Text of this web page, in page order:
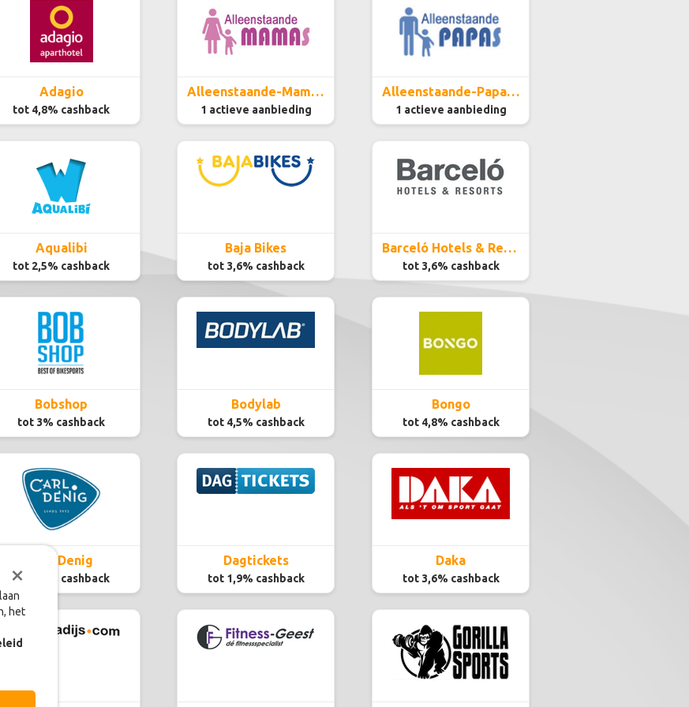
×
het
Adagio
tot 4,8% cashback
Alleenstaande-Mamas.be
1 actieve aanbieding
Alleenstaande-Papas.be
1 actieve aanbieding
Aqualibi
tot 2,5% cashback
Baja Bikes
tot 3,6% cashback
Barceló Hotels & Resorts
tot 3,6% cashback
Bobshop
tot 3% cashback
Bodylab
tot 4,5% cashback
Bongo
tot 4,8% cashback
Carl Denig
tot 3,4% cashback
Dagtickets
tot 1,9% cashback
Daka
tot 3,6% cashback